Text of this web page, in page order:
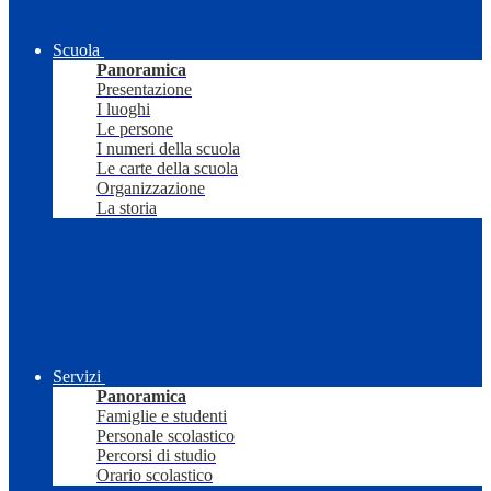
Scuola
Panoramica
Presentazione
I luoghi
Le persone
I numeri della scuola
Le carte della scuola
Organizzazione
La storia
Servizi
Panoramica
Famiglie e studenti
Personale scolastico
Percorsi di studio
Orario scolastico